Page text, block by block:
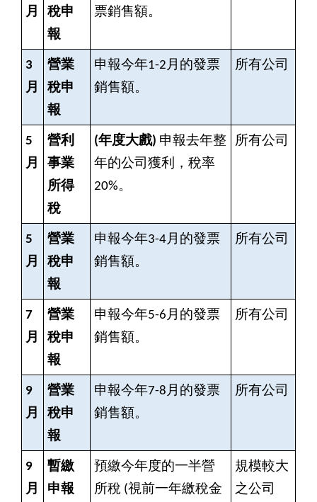
月
稅申
報
票銷售額。
3
月
營業
稅申
報
申報今年1-2月的發票
銷售額。
所有公司
5
月
營利
事業
所得
稅
(年度大戲) 申報去年整
年的公司獲利，稅率
20%。
所有公司
5
月
營業
稅申
報
申報今年3-4月的發票
銷售額。
所有公司
7
月
營業
稅申
報
申報今年5-6月的發票
銷售額。
所有公司
9
月
營業
稅申
報
申報今年7-8月的發票
銷售額。
所有公司
9
月
暫繳
申報
預繳今年度的一半營
所稅 (視前一年繳稅金
規模較大
之公司